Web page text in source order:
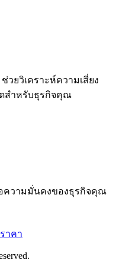
วยวิเคราะห์ความเสี่ยง
สำหรับธุรกิจคุณ
ความมั่นคงของธุรกิจคุณ
าคา